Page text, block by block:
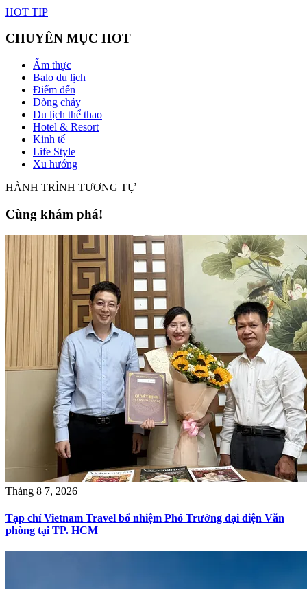
HOT TIP
CHUYÊN MỤC HOT
Ẩm thực
Balo du lịch
Điểm đến
Dòng chảy
Du lịch thể thao
Hotel & Resort
Kinh tế
Life Style
Xu hướng
HÀNH TRÌNH TƯƠNG TỰ
Cùng khám phá!
Tháng 8 7, 2026
Tạp chí Vietnam Travel bổ nhiệm Phó Trưởng đại diện Văn
phòng tại TP. HCM